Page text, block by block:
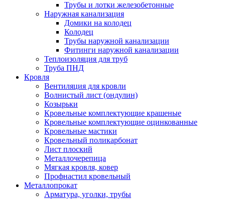
Трубы и лотки железобетонные
Наружная канализация
Домики на колодец
Колодец
Трубы наружной канализации
Фитинги наружной канализации
Теплоизоляция для труб
Труба ПНД
Кровля
Вентиляция для кровли
Волнистый лист (ондулин)
Козырьки
Кровельные комплектующие крашеные
Кровельные комплектующие оцинкованные
Кровельные мастики
Кровельный поликарбонат
Лист плоский
Металлочерепица
Мягкая кровля, ковер
Профнастил кровельный
Металлопрокат
Арматура, уголки, трубы